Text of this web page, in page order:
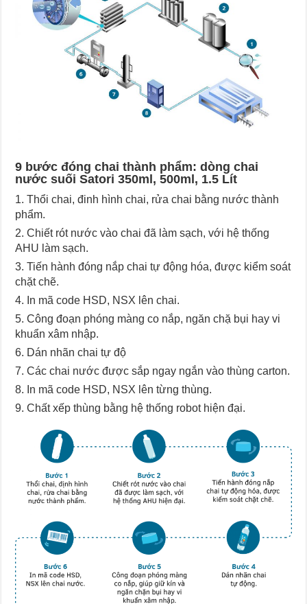
9 bước đóng chai thành phẩm: dòng chai
nước suối Satori 350ml, 500ml, 1.5 Lít
Thổi chai, đinh hình chai, rửa chai bằng nước thành
phẩm.
Chiết rót nước vào chai đã làm sạch, với hệ thống
AHU làm sạch.
Tiến hành đóng nắp chai tự động hóa, được kiểm soát
chặt chẽ.
In mã code HSD, NSX lên chai.
Công đoạn phóng màng co nắp, ngăn chặ bụi hay vi
khuẩn xâm nhập.
Dán nhãn chai tự độ
Các chai nước được sắp ngay ngắn vào thùng carton.
In mã code HSD, NSX lên từng thùng.
Chất xếp thùng bằng hệ thống robot hiện đại.